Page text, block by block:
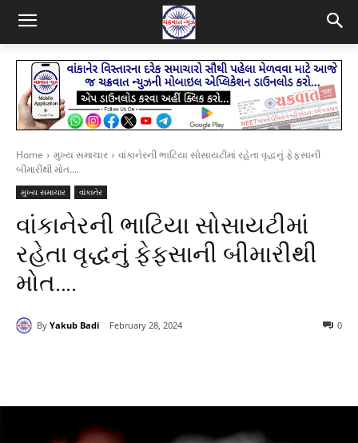
Home મુખ્ય સમાચાર
વાંકાનેરની ભાટિયા સોસાયટીમાં રહેતા વૃદ્ધનું ફેફસાની
બીમારીથી મોત....
મુખ્ય સમાચાર વાંકાનેર
વાંકાનેરની ભાટિયા સોસાયટીમાં
રહેતા વૃદ્ધનું ફેફસાની બીમારીથી
મોત….
By Yakub Badi February 28, 2024 0